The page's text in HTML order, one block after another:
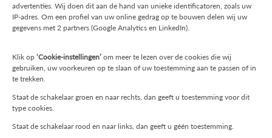
advertenties. Wij doen dit aan de hand van unieke identificatoren, zoals uw
IP-adres. Om een profiel van uw online gedrag op te bouwen delen wij uw
gegevens met 2 partners (Google Analytics en LinkedIn).
Klik op ‘Cookie-instellingen’ om meer te lezen over de cookies die wij
gebruiken, uw voorkeuren op te slaan of uw toestemming aan te passen of in
te trekken.
Staat de schakelaar groen en naar rechts, dan geeft u toestemming voor dit
type cookies.
Staat de schakelaar rood en naar links, dan geeft u géén toestemming.
Privacyregelement
Vertrouwenspersoon
Klachtenprocedure
Klachtenprocedure Trainingen en Workshops
Cookiebeleid (EU)
Contact